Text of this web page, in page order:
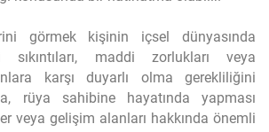
görmek kişinin içsel dünyasında
sıkıntıları, maddi zorlukları veya
karşı duyarlı olma gerekliliğini
rüya sahibine hayatında yapması
veya gelişim alanları hakkında önemli